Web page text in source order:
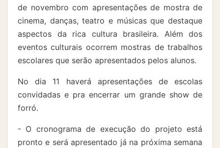
de novembro com apresentações de mostra de
cinema, danças, teatro e músicas que destaque
aspectos da rica cultura brasileira. Além dos
eventos culturais ocorrem mostras de trabalhos
escolares que serão apresentados pelos alunos.
No dia 11 haverá apresentações de escolas
convidadas e pra encerrar um grande show de
forró.
- O cronograma de execução do projeto está
pronto e será apresentado já na próxima semana